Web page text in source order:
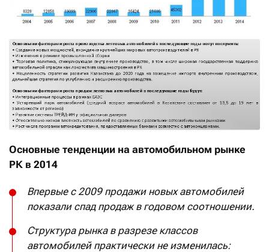
Основные тенденции на автомобильном рынке
РК в 2014
Впервые с 2009 продажи новых автомобилей
показали спад продаж в годовом соотношении.
Структура рынка в разрезе классов
автомобилей практически не изменилась: